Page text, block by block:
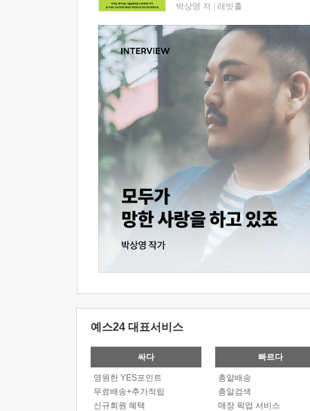
박상영 저 래빗홀
예스24 대표서비스
싸다
영원한 YES포인트
무료배송+추가적립
신규회원 혜택
빠르다
총알배송
총알검색
매장 픽업 서비스